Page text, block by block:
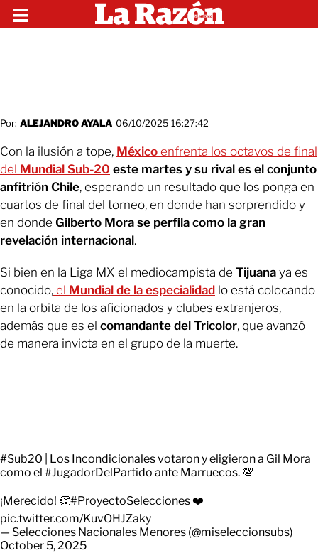
Por: ALEJANDRO AYALA 06/10/2025 16:27:42
Con la ilusión a tope, México enfrenta los octavos de final
del Mundial Sub-20 este martes y su rival es el conjunto
anfitrión Chile, esperando un resultado que los ponga en
cuartos de final del torneo, en donde han sorprendido y
en donde Gilberto Mora se perfila como la gran
revelación internacional.
Si bien en la Liga MX el mediocampista de Tijuana ya es
conocido, el Mundial de la especialidad lo está colocando
en la orbita de los aficionados y clubes extranjeros,
además que es el comandante del Tricolor, que avanzó
de manera invicta en el grupo de la muerte.
#Sub20 | Los Incondicionales votaron y eligieron a Gil Mora
como el #JugadorDelPartido ante Marruecos. 💯
¡Merecido! 👏#ProyectoSelecciones ❤️
pic.twitter.com/KuvOHJZaky
— Selecciones Nacionales Menores (@miseleccionsubs)
October 5, 2025